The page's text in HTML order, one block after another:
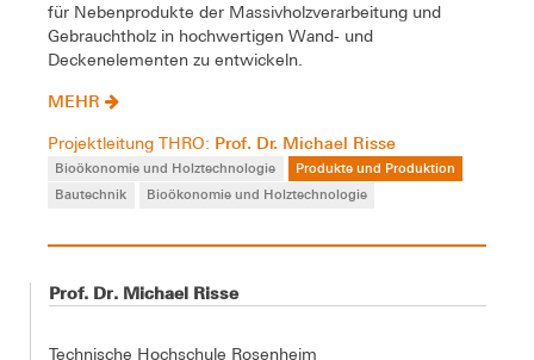
für Nebenprodukte der Massivholzverarbeitung und
Gebrauchtholz in hochwertigen Wand- und
Deckenelementen zu entwickeln.
MEHR
Projektleitung THRO: Prof. Dr. Michael Risse
Bioökonomie und Holztechnologie
Produkte und Produktion
Bautechnik
Bioökonomie und Holztechnologie
Prof. Dr. Michael Risse
Technische Hochschule Rosenheim